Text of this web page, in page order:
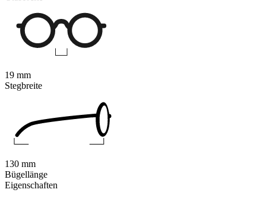
Eigenschaften
19 mm
Stegbreite
130 mm
Bügellänge